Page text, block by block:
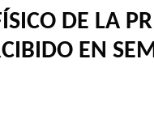
DE LA
EN